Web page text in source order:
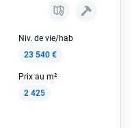
Niv. de vie/hab
23 540 €
Prix au m²
2 425